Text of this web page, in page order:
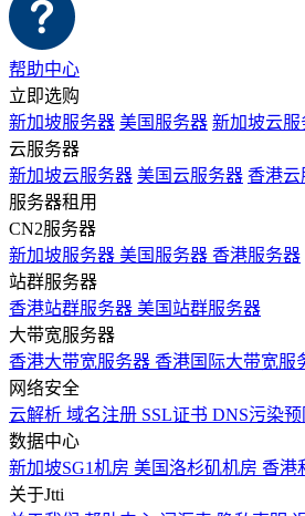
帮助中心
立即选购
新加坡服务器 美国服务器 新加坡云服
云服务器
新加坡云服务器 美国云服务器 香港
服务器租用
CN2服务器
新加坡服务器 美国服务器 香港服务器
站群服务器
香港站群服务器 美国站群服务器
大带宽服务器
香港大带宽服务器 香港国际大带宽服
网络安全
云解析 域名注册 SSL证书 DNS污染预
数据中心
新加坡SG1机房 美国洛杉矶机房 香港
关于Jtti